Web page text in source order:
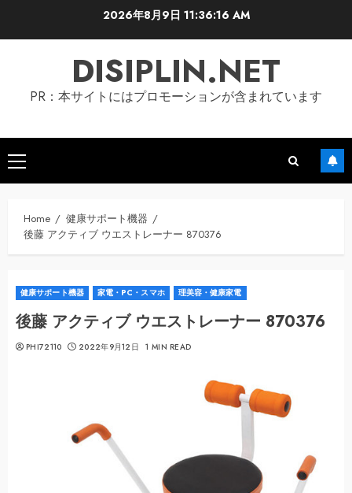
2026年8月9日11:36:17 AM
DISIPLIN.NET
PR：本サイトにはプロモーションが含まれています
Primary
Menu
Home
健康サポート機器
後藤 アクティブ ウエストレーナー 870376
健康サポート機器 家電・PC・スマホ 理美容・健康家電
後藤 アクティブ ウエストレーナー 870376
PHI72110 2022年9月12日 1 MIN READ